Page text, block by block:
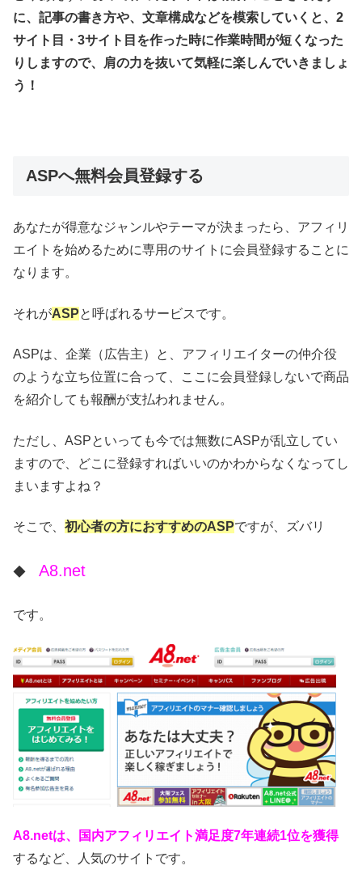
に、記事の書き方や、文章構成などを模索していくと、2
サイト目・3サイト目を作った時に作業時間が短くなった
りしますので、肩の力を抜いて気軽に楽しんでいきましょ
う！
ASPへ無料会員登録する
あなたが得意なジャンルやテーマが決まったら、アフィリ
エイトを始めるために専用のサイトに会員登録することに
なります。
それがASPと呼ばれるサービスです。
ASPは、企業（広告主）と、アフィリエイターの仲介役
のような立ち位置に合って、ここに会員登録しないで商品
を紹介しても報酬が支払われません。
ただし、ASPといっても今では無数にASPが乱立してい
ますので、どこに登録すればいいのかわからなくなってし
まいますよね？
そこで、 初心者の方におすすめのASPですが、ズバリ
◆ A8.net
です。
A8.netは、国内アフィリエイト満足度7年連続1位を獲得
するなど、人気のサイトです。